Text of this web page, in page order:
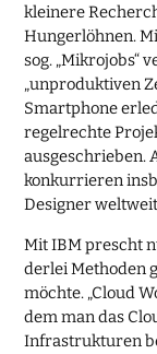
kleinere
Hungerlöhnen.
sog. „Mikrojobs“
„unproduktiven
Smartphone
regelrechte
ausgeschrieben.
konkurrieren
Designer
Mit IBM prescht
derlei Methoden
möchte. „Cloud
dem man das
Infrastrukturen